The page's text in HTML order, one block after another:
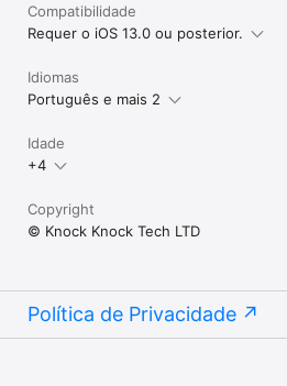
Compatibilidade
Requer o iOS 13.0 ou posterior.
Idiomas
Português e mais 2
Idade
+4
Copyright
© Knock Knock Tech LTD
Política de Privacidade